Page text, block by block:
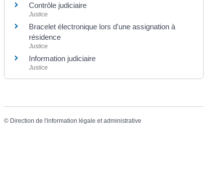
Contrôle judiciaire
Justice
Bracelet électronique lors d'une assignation à
résidence
Justice
Information judiciaire
Justice
© Direction de l'information légale et administrative